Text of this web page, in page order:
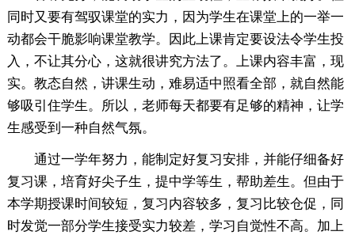
同时又要有驾驭课堂的实力，因为学生在课堂上的一举一
动都会干脆影响课堂教学。因此上课肯定要设法令学生投
入，不让其分心，这就很讲究方法了。上课内容丰富，现
实。教态自然，讲课生动，难易适中照看全部，就自然能
够吸引住学生。所以，老师每天都要有足够的精神，让学
生感受到一种自然气氛。
通过一学年努力，能制定好复习安排，并能仔细备好
复习课，培育好尖子生，提中学等生，帮助差生。但由于
本学期授课时间较短，复习内容较多，复习比较仓促，同
时发觉一部分学生接受实力较差，学习自觉性不高。加上